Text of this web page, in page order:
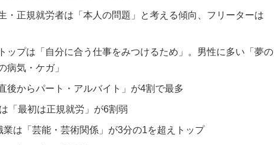
・正規就労者は「本人の問題」と考える傾向、フリーターは
ップは「自分に合う仕事をみつけるため」。男性に多い「夢の
病気・ケガ」
後からパート・アルバイト」が4割で最多
「最初は正規就労」が6割弱
業は「芸能・芸術関係」が3分の1を超えトップ